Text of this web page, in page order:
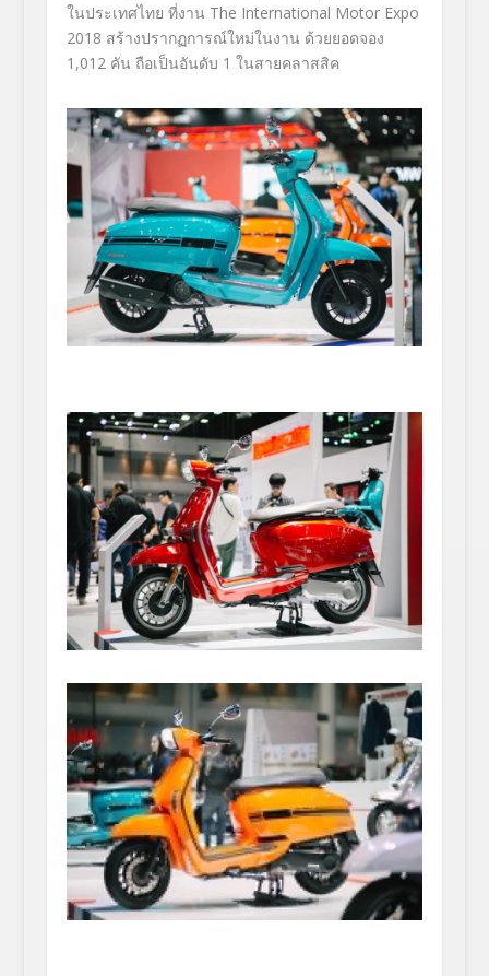
ในประเทศไทย ที่งาน The International Motor Expo
2018 สร้างปรากฏการณ์ใหม่ในงาน ด้วยยอดจอง
1,012 คัน ถือเป็นอันดับ 1 ในสายคลาสสิค